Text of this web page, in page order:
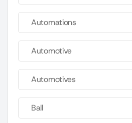
Automations
Automotive
Automotives
Ball